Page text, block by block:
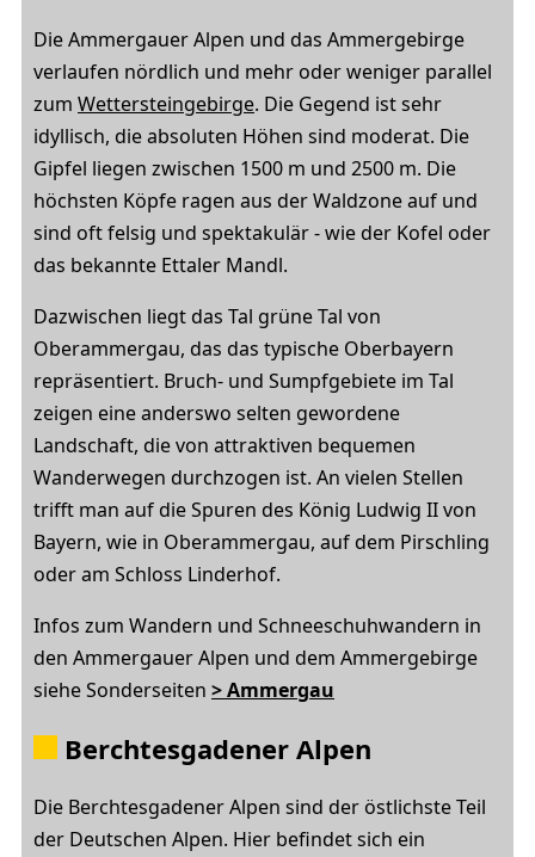
Die Ammergauer Alpen und das Ammergebirge
verlaufen nördlich und mehr oder weniger parallel
zum Wettersteingebirge. Die Gegend ist sehr
idyllisch, die absoluten Höhen sind moderat. Die
Gipfel liegen zwischen 1500 m und 2500 m. Die
höchsten Köpfe ragen aus der Waldzone auf und
sind oft felsig und spektakulär - wie der Kofel oder
das bekannte Ettaler Mandl.
Dazwischen liegt das Tal grüne Tal von
Oberammergau, das das typische Oberbayern
repräsentiert. Bruch- und Sumpfgebiete im Tal
zeigen eine anderswo selten gewordene
Landschaft, die von attraktiven bequemen
Wanderwegen durchzogen ist. An vielen Stellen
trifft man auf die Spuren des König Ludwig II von
Bayern, wie in Oberammergau, auf dem Pirschling
oder am Schloss Linderhof.
Infos zum Wandern und Schneeschuhwandern in
den Ammergauer Alpen und dem Ammergebirge
siehe Sonderseiten > Ammergau
Berchtesgadener Alpen
Die Berchtesgadener Alpen sind der östlichste Teil
der Deutschen Alpen. Hier befindet sich ein